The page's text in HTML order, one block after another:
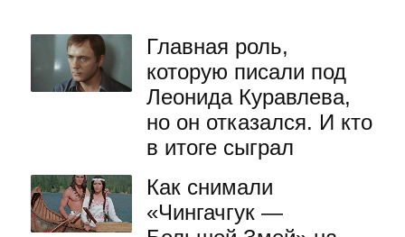
Главная роль,
которую писали под
Леонида Куравлева,
но он отказался. И кто
в итоге сыграл
Как снимали
«Чингачгук —